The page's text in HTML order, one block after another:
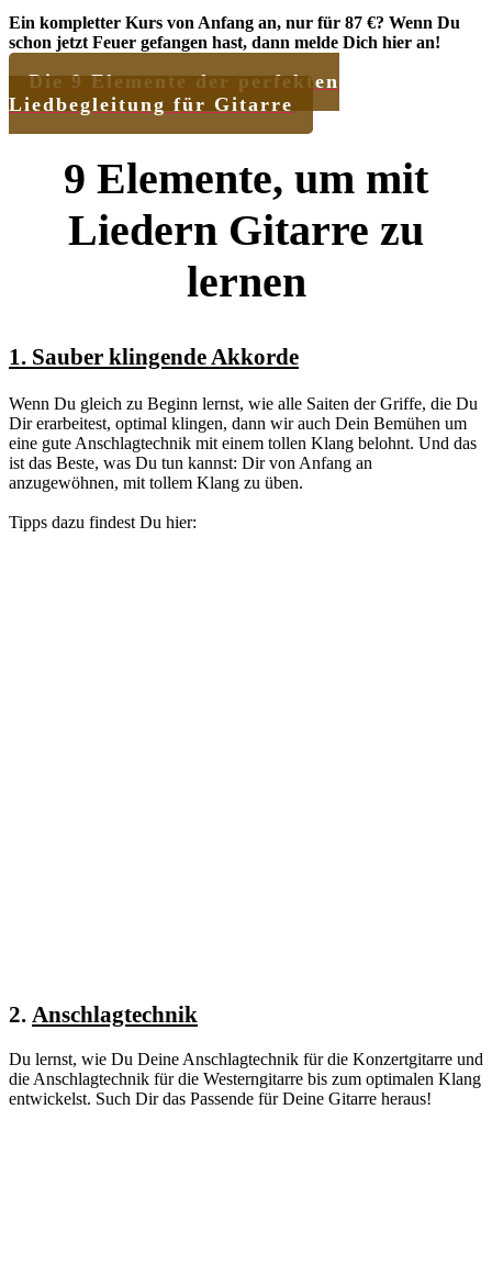
Ein kompletter Kurs von Anfang an, nur für 87 €? Wenn Du
schon jetzt Feuer gefangen hast, dann melde Dich hier an!
Die 9 Elemente der perfekten
Liedbegleitung für Gitarre
9 Elemente, um mit
Liedern Gitarre zu
lernen
1. Sauber klingende Akkorde
Wenn Du gleich zu Beginn lernst, wie alle Saiten der Griffe, die Du
Dir erarbeitest, optimal klingen, dann wir auch Dein Bemühen um
eine gute Anschlagtechnik mit einem tollen Klang belohnt. Und das
ist das Beste, was Du tun kannst: Dir von Anfang an
anzugewöhnen, mit tollem Klang zu üben.
Tipps dazu findest Du hier:
2. Anschlagtechnik
Du lernst, wie Du Deine Anschlagtechnik für die Konzertgitarre und
die Anschlagtechnik für die Westerngitarre bis zum optimalen Klang
entwickelst. Such Dir das Passende für Deine Gitarre heraus!